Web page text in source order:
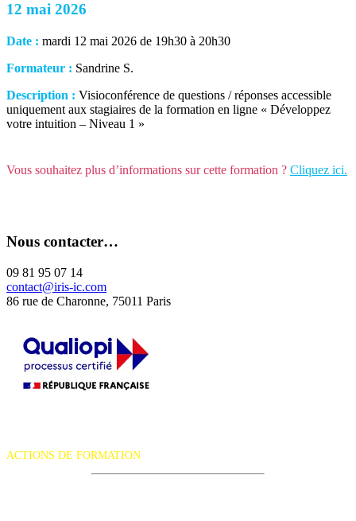
12 mai 2026
Date : mardi 12 mai 2026 de 19h30 à 20h30
Formateur : Sandrine S.
Description : Visioconférence de questions / réponses accessible
uniquement aux stagiaires de la formation en ligne « Développez
votre intuition – Niveau 1 »
Vous souhaitez plus d’informations sur cette formation ? Cliquez ici.
Nous contacter…
09 81 95 07 14
contact@iris-ic.com
86 rue de Charonne, 75011 Paris
ACTIONS DE FORMATION